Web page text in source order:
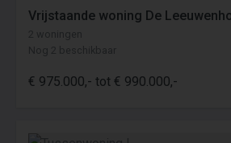
Vrijstaande woning De
2 woningen
Nog 2 beschikbaar
€ 975.000,- tot € 990.000,-